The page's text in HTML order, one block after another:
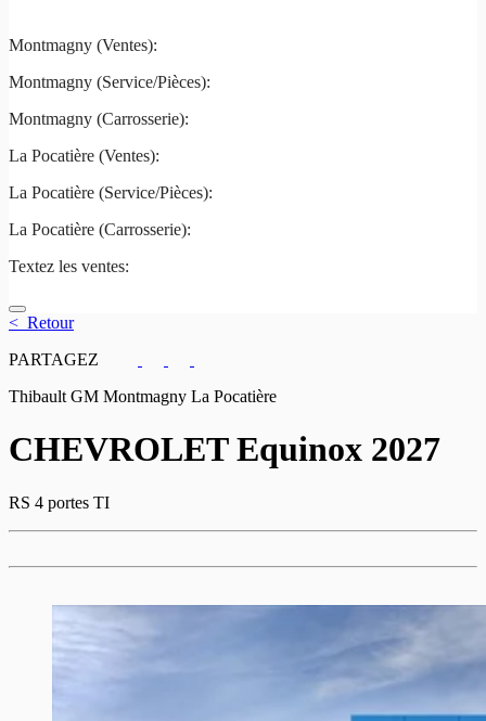
Montmagny (Ventes):
Montmagny (Service/Pièces):
Montmagny (Carrosserie):
La Pocatière (Ventes):
La Pocatière (Service/Pièces):
La Pocatière (Carrosserie):
Textez les ventes:
< Retour
PARTAGEZ
Thibault GM Montmagny La Pocatière
CHEVROLETEquinox 2027
RS 4 portes TI